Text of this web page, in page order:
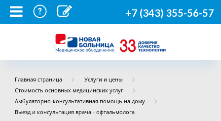
+7 (343) 355-56-57
Главная страница
Услуги и цены
Стоимость основных медицинских услуг
Амбулаторно-консультативная помощь на дому
Выезд и консультация врача - офтальмолога